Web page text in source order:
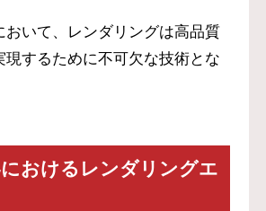
おいて、レンダリングは高品質
現するために不可欠な技術とな
おけるレンダリングエ